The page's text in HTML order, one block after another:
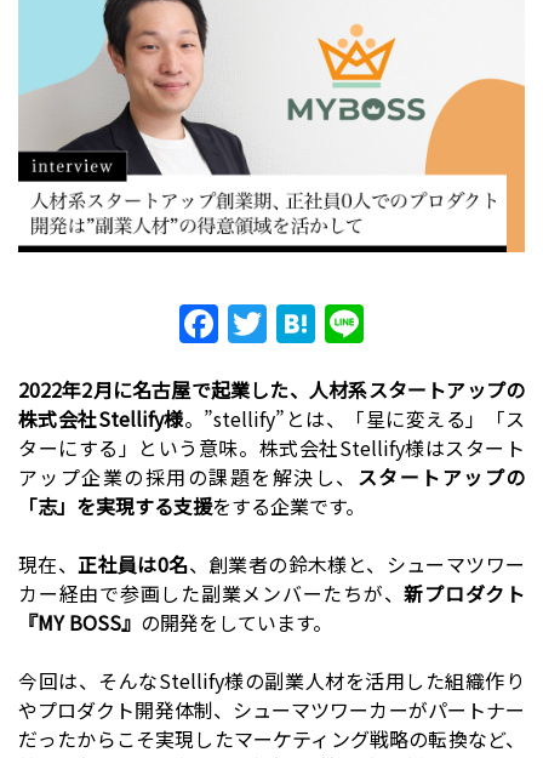
F
a
c
e
b
o
o
k
T
w
itt
er
H
at
e
n
a
e
2022年2月に名古屋で起業した、人材系スタートアップの
株式会社Stellify様。”stellify”とは、「星に変える」「ス
ターにする」という意味。株式会社Stellify様はスタート
アップ企業の採用の課題を解決し、 スタートアップの
「志」を実現する支援をする企業です。
現在、正社員は0名、創業者の鈴木様と、シューマツワー
カー経由で参画した副業メンバーたちが、新プロダクト
『MY BOSS』 の開発をしています。
今回は、そんなStellify様の副業人材を活用した組織作り
やプロダクト開発体制、シューマツワーカーがパートナー
だったからこそ実現したマーケティング戦略の転換など、